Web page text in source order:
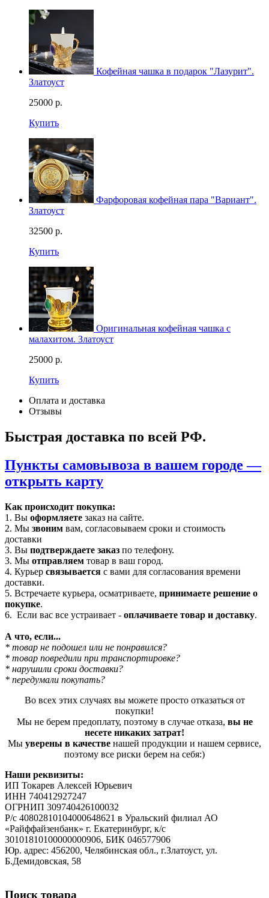
Кофейная чашка в подарок "Лазурит".
Златоуст
25000 р.
Купить
Фарфоровая кофейная пара "Вариант".
Златоуст
32500 р.
Купить
Оригинальная кофейная чашка с
малахитом. Златоуст
25000 р.
Купить
Оплата и доставка
Отзывы
Быстрая доставка по всей РФ.
Пункты самовывоза в вашем городе —
открыть карту
Как происходит покупка:
1. Вы оформляете заказ на сайте.
2. Мы звоним вам, согласовываем сроки и стоимость
доставки
3. Вы подтверждаете заказ по телефону.
3. Мы отправляем товар в ваш город.
4. Курьер связывается с вами для согласования времени
доставки.
5. Встречаете курьера, осматриваете, принимаете решение о
покупке.
6. Если вас все устраивает - оплачиваете товар и доставку.
А что, если...
* товар не подошел или не понравился?
* товар повредили при транспортировке?
* нарушили сроки доставки?
* передумали покупать?
Во всех этих случаях вы можете просто отказаться от
покупки!
Мы не берем предоплату, поэтому в случае отказа, вы не
несете никаких затрат!
Мы уверены в качестве нашей продукции и нашем сервисе,
поэтому все риски берем на себя:)
Наши реквизиты:
ИП Токарев Алексей Юрьевич
ИНН 740412927247
ОГРНИП 309740426100032
Р/с 40802810104000648621 в Уральский филиал АО
«Райффайзенбанк» г. Екатеринбург, к/с
30101810100000000906, БИК 046577906
Юр. адрес: 456200, Челябинская обл., г.Златоуст, ул.
Б.Демидовская, 58
Поиск товара